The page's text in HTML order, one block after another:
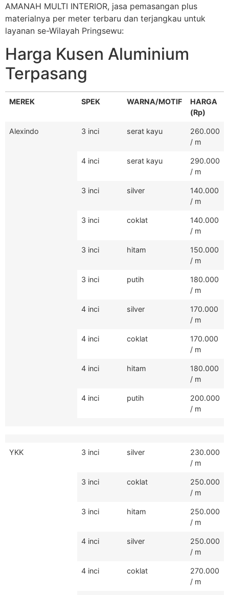
AMANAH MULTI INTERIOR, jasa pemasangan plus
materialnya per meter terbaru dan terjangkau untuk
layanan se-Wilayah Pringsewu:
Harga Kusen Aluminium
Terpasang
MEREK SPEK WARNA/MOTIF
HARGA
(Rp)
Alexindo 3 inci serat kayu
260.000
/ m
4 inci serat kayu
290.000
/ m
3 inci silver
140.000
/ m
3 inci coklat
140.000
/ m
3 inci hitam
150.000
/ m
3 inci putih
180.000
/ m
4 inci silver
170.000
/ m
4 inci coklat
170.000
/ m
4 inci hitam
180.000
/ m
4 inci putih
200.000
/ m
YKK 3 inci silver
230.000
/ m
3 inci coklat
250.000
/ m
3 inci hitam
250.000
/ m
4 inci silver
250.000
/ m
4 inci coklat
270.000
/ m